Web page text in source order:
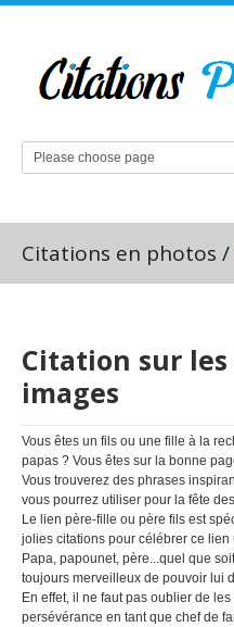
Citations en photos /
Citation sur les
images
Vous êtes un fils ou une fille à la
papas ? Vous êtes sur la bonne
Vous trouverez des phrases
vous pourrez utiliser pour la fête
Le lien père-fille ou père fils est
jolies citations pour célébrer ce lien
Papa, papounet, père...quel que
toujours merveilleux de pouvoir lui
En effet, il ne faut pas oublier de
persévérance en tant que chef de